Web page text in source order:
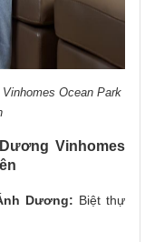
Ocean Park
Vinhomes
Dương: Biệt thự